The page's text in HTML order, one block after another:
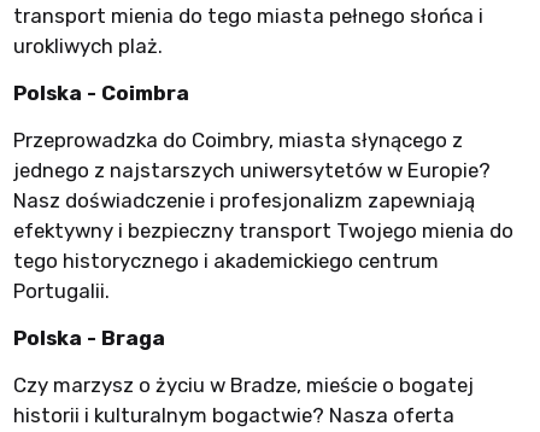
transport mienia do tego miasta pełnego słońca i
urokliwych plaż.
Polska - Coimbra
Przeprowadzka do Coimbry, miasta słynącego z
jednego z najstarszych uniwersytetów w Europie?
Nasz doświadczenie i profesjonalizm zapewniają
efektywny i bezpieczny transport Twojego mienia do
tego historycznego i akademickiego centrum
Portugalii.
Polska - Braga
Czy marzysz o życiu w Bradze, mieście o bogatej
historii i kulturalnym bogactwie? Nasza oferta